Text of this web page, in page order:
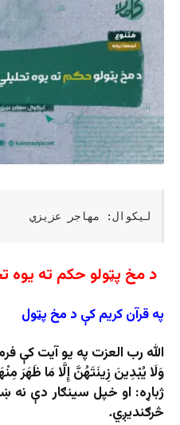
لیکوال: مهاجر عزیزي
د مخ پټولو حکم ته یوه
په قرآن کریم کې د مخ پټول
الله رب العزت په یو آیت کې
وَلَا يُبْدِينَ زِينَتَهُنَّ إِلَّا مَا ظَهَرَ
ژباړه: او خپل سینګار دې نه
څرګندیږي.